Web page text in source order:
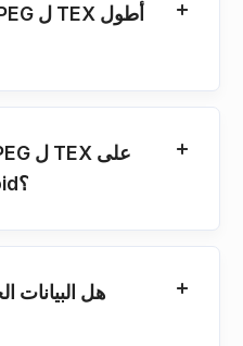
Linux أو Mac أو Android؟
هل البيانات